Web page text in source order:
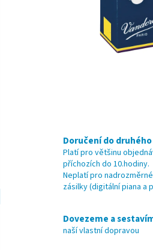
Doručení do
Platí pro většinu
příchozích do 10.hodiny.
Neplatí pro nadrozměrné
zásilky (digitální piana a
Dovezeme a
naší vlastní dopravou